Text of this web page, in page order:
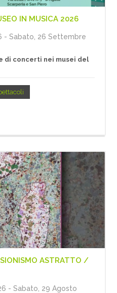
IN MUSICA 2026
- Sabato, 26 Settembre
di concerti nei musei del
ASTRATTO /
- Sabato, 29 Agosto